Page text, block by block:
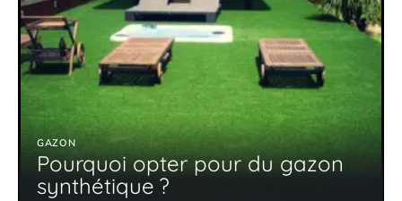
GAZON
Pourquoi opter pour du gazon
synthétique ?